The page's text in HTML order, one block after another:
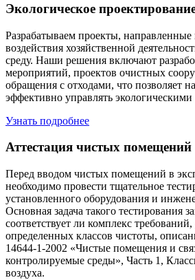
Экологическое
Разрабатываем проекты,
воздействия хозяйственной
среду. Наши решения включают
мероприятий, проектов очистных
обращения с отходами, что позволяет
эффективно управлять
Узнать подробнее
Аттестация чистых помещений
Перед вводом чистых помещений в
необходимо провести тщательное
установленного оборудования и
Основная задача такого тестирования
соответствует ли комплекс
определенных классов чистоты,
14644-1-2002 «Чистые помещения и
контролируемые среды», Часть 1,
воздуха.